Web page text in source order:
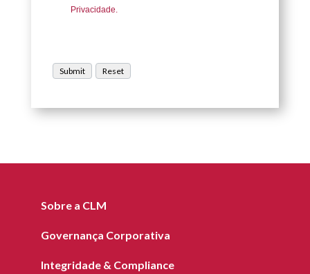
Privacidade.
Sobre a CLM
Governança Corporativa
Integridade & Compliance